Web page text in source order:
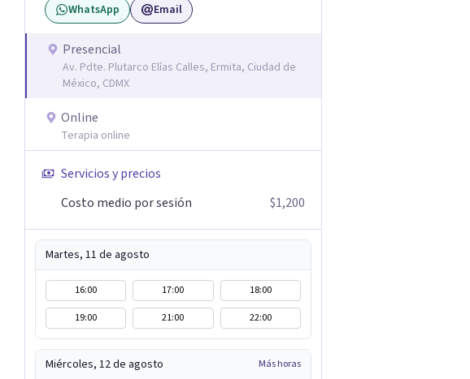
WhatsApp Email
Presencial
Av. Pdte. Plutarco Elías Calles, Ermita, Ciudad de
México, CDMX
Online
Terapia online
Servicios y precios
Costo medio por sesión
$1,200
Martes, 11 de agosto
16:00 17:00
18:00
19:00
21:00 22:00
Miércoles, 12 de agosto Más horas